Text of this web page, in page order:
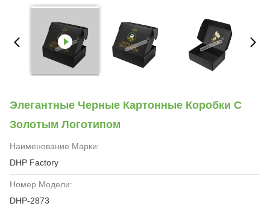
Элегантные Черные Картонные Коробки С
Золотым Логотипом
Наименование Марки:
DHP Factory
Номер Модели:
DHP-2873